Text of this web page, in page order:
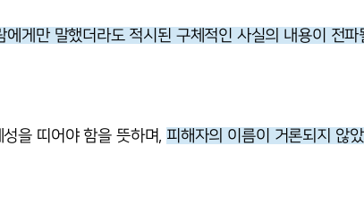
에게만 말했더라도 적시된 구체적인 사실의 내용이 전
을 띠어야 함을 뜻하며, 피해자의 이름이 거론되지 않